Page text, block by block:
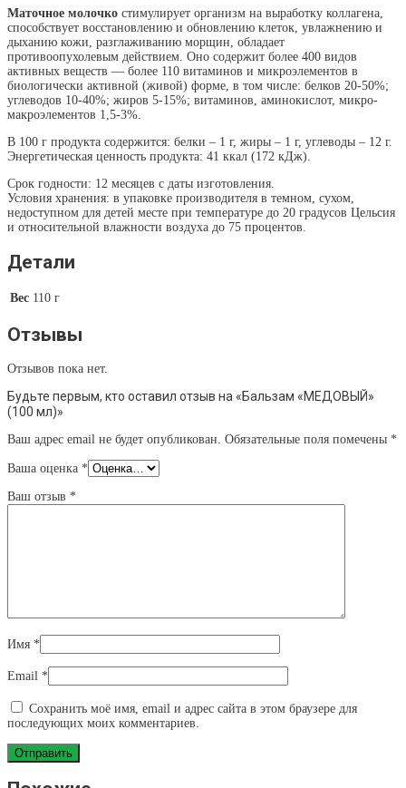
Маточное молочко стимулирует организм на выработку коллагена,
способствует восстановлению и обновлению клеток, увлажнению и
дыханию кожи, разглаживанию морщин, обладает
противоопухолевым действием. Оно содержит более 400 видов
активных веществ — более 110 витаминов и микроэлементов в
биологически активной (живой) форме, в том числе: белков 20-50%;
углеводов 10-40%; жиров 5-15%; витаминов, аминокислот, микро-
макроэлементов 1,5-3%.
В 100 г продукта содержится: белки – 1 г, жиры – 1 г, углеводы – 12 г.
Энергетическая ценность продукта: 41 ккал (172 кДж).
Срок годности: 12 месяцев с даты изготовления.
Условия хранения: в упаковке производителя в темном, сухом,
недоступном для детей месте при температуре до 20 градусов Цельсия
и относительной влажности воздуха до 75 процентов.
Детали
Вес 110 г
Отзывы
Отзывов пока нет.
Будьте первым, кто оставил отзыв на «Бальзам «МЕДОВЫЙ»
(100 мл)»
Ваш адрес email не будет опубликован. Обязательные поля помечены *
Ваша оценка *
Ваш отзыв *
Имя *
Email *
Сохранить моё имя, email и адрес сайта в этом браузере для
последующих моих комментариев.